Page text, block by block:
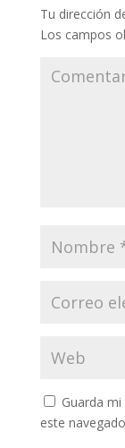
Tu dirección
Los campos
Guarda
este